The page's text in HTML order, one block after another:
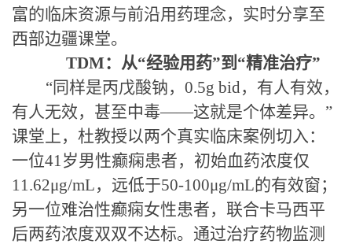
富的临床资源与前沿用药理念，实时分享至
西部边疆课堂。
TDM：从“经验用药”到“精准治疗”
“同样是丙戊酸钠，0.5g bid，有人有效，
有人无效，甚至中毒——这就是个体差异。”
课堂上，杜教授以两个真实临床案例切入：
一位41岁男性癫痫患者，初始血药浓度仅
11.62μg/mL，远低于50-100μg/mL的有效窗；
另一位难治性癫痫女性患者，联合卡马西平
后两药浓度双双不达标。通过治疗药物监测